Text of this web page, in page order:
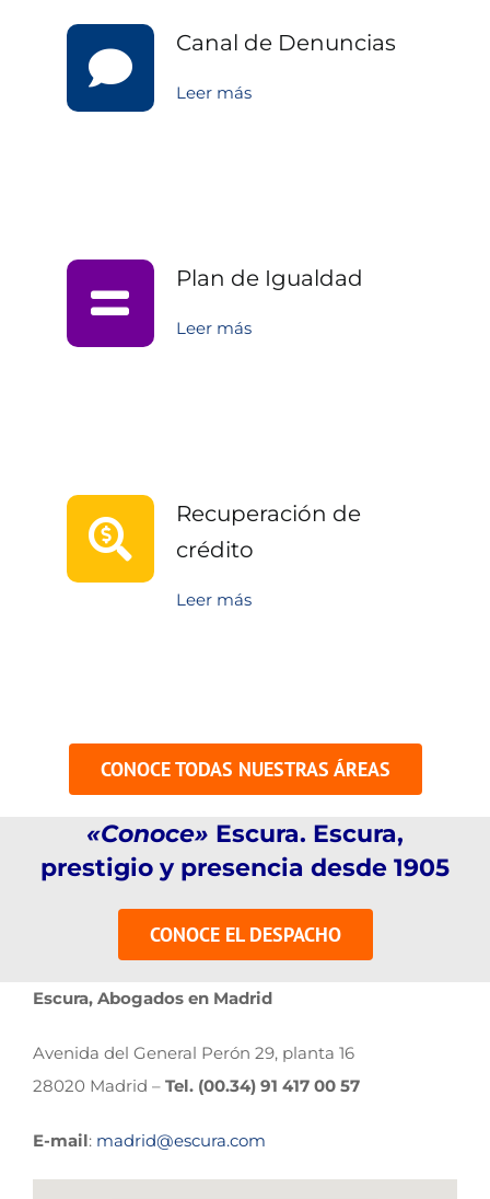
Canal de Denuncias
Leer más
Plan de Igualdad
Leer más
Recuperación de
crédito
Leer más
CONOCE TODAS NUESTRAS ÁREAS
«Conoce» Escura. Escura,
prestigio y presencia desde 1905
CONOCE EL DESPACHO
Escura, Abogados en Madrid
Avenida del General Perón 29, planta 16
28020 Madrid – Tel. (00.34) 91 417 00 57
E-mail: madrid@escura.com